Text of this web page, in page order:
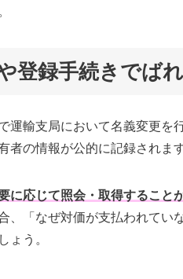
登録手続きでば
運輸支局において名義変更を
者の情報が公的に記録されます
に応じて照会・取得すること
、「なぜ対価が支払われてい
ょう。